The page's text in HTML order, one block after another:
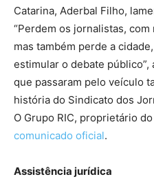
Catarina, Aderbal Filho,
“Perdem os jornalistas,
mas também perde a
estimular o debate
que passaram pelo veículo
história do Sindicato dos
O Grupo RIC, proprietário
comunicado oficial.
Assistência jurídica